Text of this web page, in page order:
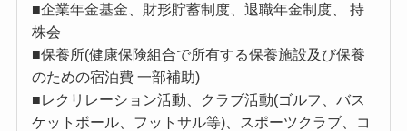
■企業年金基金、財形貯蓄制度、退職年金制度、 持
株会
■保養所(健康保険組合で所有する保養施設及び保養
のための宿泊費 一部補助)
■レクリレーション活動、クラブ活動(ゴルフ、バス
ケットボール、フットサル等)、スポーツクラブ、コ